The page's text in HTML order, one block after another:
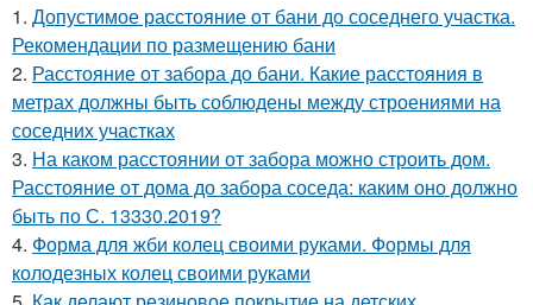
1. Допустимое расстояние от бани до соседнего участка.
Рекомендации по размещению бани
2. Расстояние от забора до бани. Какие расстояния в
метрах должны быть соблюдены между строениями на
соседних участках
3. На каком расстоянии от забора можно строить дом.
Расстояние от дома до забора соседа: каким оно должно
быть по С. 13330.2019?
4. Форма для жби колец своими руками. Формы для
колодезных колец своими руками